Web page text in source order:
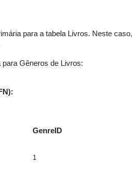
para a tabela Livros. Neste caso,
Gêneros de Livros:
GenreID
1